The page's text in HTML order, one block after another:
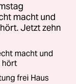
macht und
Jetzt zehn
macht und
hört
frei Haus